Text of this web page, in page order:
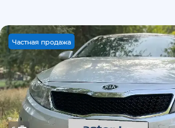
Частная продажа